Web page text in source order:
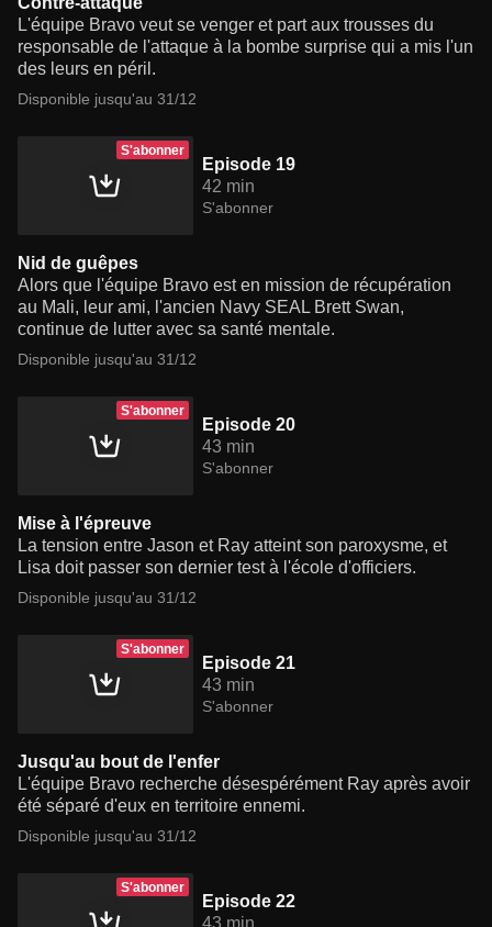
L'équipe Bravo veut se venger et part aux trousses du
responsable de l'attaque à la bombe surprise qui a mis l'un
des leurs en péril.
Disponible jusqu'au 31/12
S'abonner
Episode 19
42 min
S'abonner
Nid de guêpes
Alors que l'équipe Bravo est en mission de récupération
au Mali, leur ami, l'ancien Navy SEAL Brett Swan,
continue de lutter avec sa santé mentale.
Disponible jusqu'au 31/12
S'abonner
Episode 20
43 min
S'abonner
Mise à l'épreuve
La tension entre Jason et Ray atteint son paroxysme, et
Lisa doit passer son dernier test à l'école d'officiers.
Disponible jusqu'au 31/12
S'abonner
Episode 21
43 min
S'abonner
Jusqu'au bout de l'enfer
L'équipe Bravo recherche désespérément Ray après avoir
été séparé d'eux en territoire ennemi.
Disponible jusqu'au 31/12
S'abonner
Episode 22